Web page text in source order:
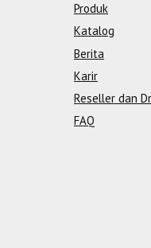
Produk
Katalog
Berita
Karir
Reseller dan
FAQ